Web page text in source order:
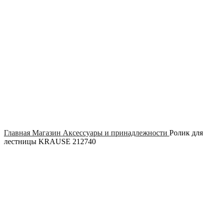
Главная Магазин Аксессуары и принадлежности Ролик для
лестницы KRAUSE 212740